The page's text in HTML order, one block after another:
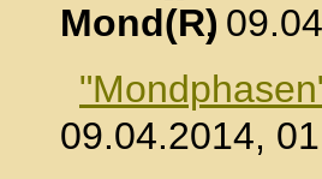
Mond
,
09.04.2014,